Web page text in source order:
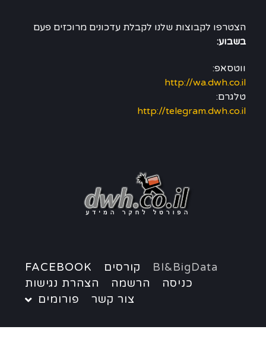
הצטרפו לקבוצות שלנו לקבלת עדכונים מרוכזים פעם
בשבוע:
ווטסאפ:
http://wa.dwh.co.il
טלגרם:
http://telegram.dwh.co.il
BI&BigData קורסים
FACEBOOK
כניסה
הרשמה
הצהרת נגישות
צור קשר
פורומים